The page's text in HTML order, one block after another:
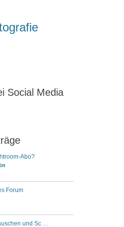
Social Media
Abo?
Forum
und Sc …